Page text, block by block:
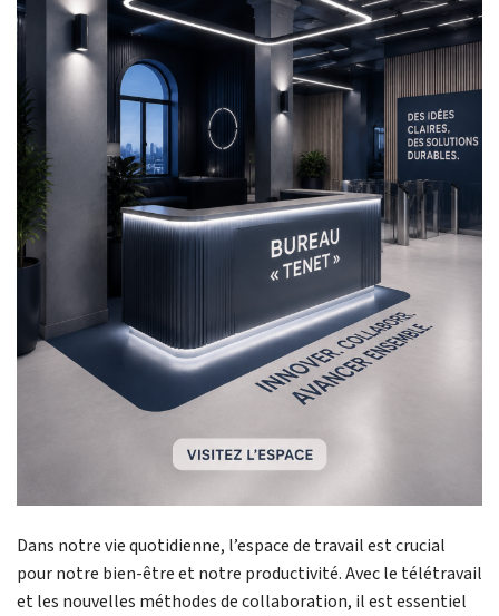
Dans notre vie quotidienne, l’espace de travail est crucial
pour notre bien-être et notre productivité. Avec le télétravail
et les nouvelles méthodes de collaboration, il est essentiel